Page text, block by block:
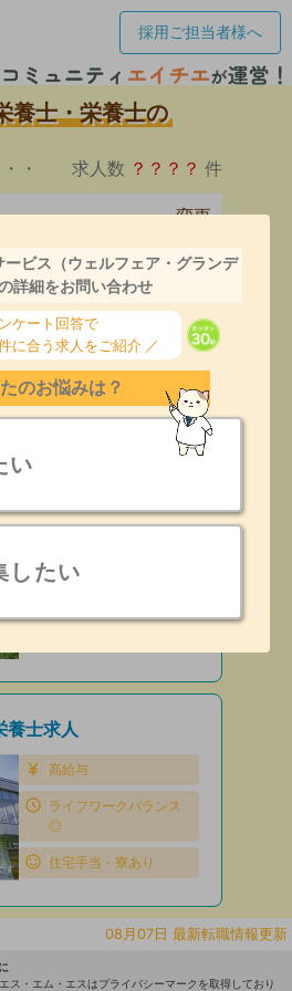
採用ご担当者様へ
養士・栄養士の
・
求人数 ？？？？ 件
変更
人
産休育休制度有
昇給あり
指導環境充実
栄養士求人
昇給あり
日勤のみ
養士求人
高給与
ライフワークバランス
◎
住宅手当・寮あり
ビス（ウェルフェア・グランデ
詳細をお問い合わせ
ケート回答で
に合う求人をご紹介 ／
のお悩みは？
い
したい
08月07日 最新転職情報更新
ス・エム・エスはプライバシーマークを取得しており